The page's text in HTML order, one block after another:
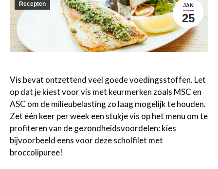
JAN
25
Recepten
Vis bevat ontzettend veel goede voedingsstoffen. Let
op dat je kiest voor vis met keurmerken zoals MSC en
ASC om de milieubelasting zo laag mogelijk te houden.
Zet één keer per week een stukje vis op het menu om te
profiteren van de gezondheidsvoordelen: kies
bijvoorbeeld eens voor deze scholfilet met
broccolipuree!